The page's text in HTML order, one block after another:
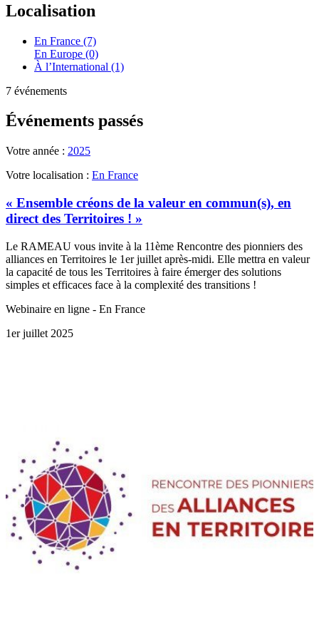
Localisation
En France (7)
En Europe (0)
À l’International (1)
7 événements
Événements passés
Votre année : 2025
Votre localisation : En France
« Ensemble créons de la valeur en commun(s), en
direct des Territoires ! »
Le RAMEAU vous invite à la 11ème Rencontre des pionniers des
alliances en Territoires le 1er juillet après-midi. Elle mettra en valeur
la capacité de tous les Territoires à faire émerger des solutions
simples et efficaces face à la complexité des transitions !
Webinaire en ligne - En France
1er juillet 2025